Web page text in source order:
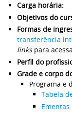
Carga horária:
Objetivos do
Formas de
transferência
linkspara
Perfil do
Grade e corpo
Programa e
Tabela